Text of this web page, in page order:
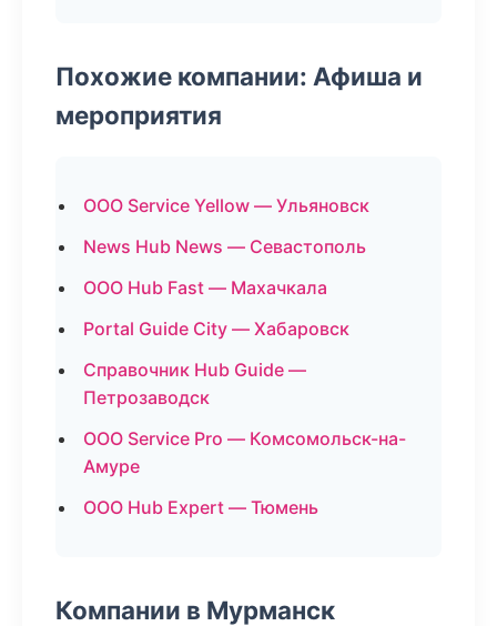
Похожие компании: Афиша и
мероприятия
ООО Service Yellow — Ульяновск
News Hub News — Севастополь
ООО Hub Fast — Махачкала
Portal Guide City — Хабаровск
Справочник Hub Guide —
Петрозаводск
ООО Service Pro — Комсомольск-на-
Амуре
ООО Hub Expert — Тюмень
Компании в Мурманск